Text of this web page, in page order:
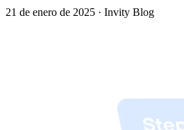
21 de enero de 2025 · Invity Blog